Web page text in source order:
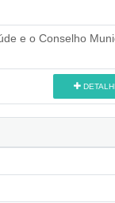
e o Conselho